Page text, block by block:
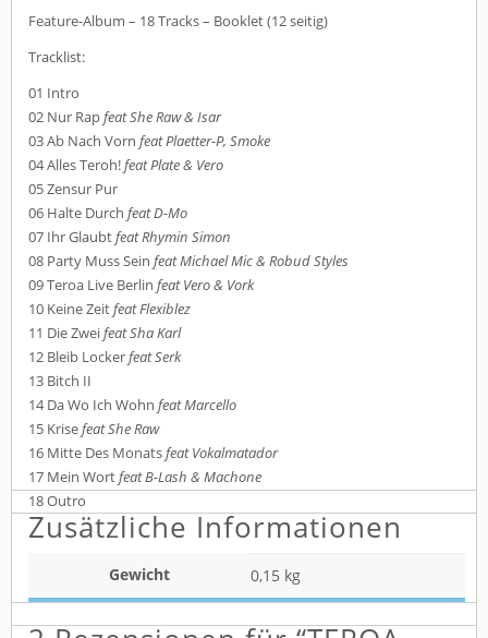
I
g
Feature-Album – 18 Tracks – Booklet (12 seitig)
Tracklist:
01 Intro
02 Nur Rapfeat She Raw & Isar
03Ab Nach Vorn feat Plaetter-P, Smoke
04Alles Teroh!feat Plate & Vero
05Zensur Pur
06 Halte Durch feat D-Mo
07 Ihr Glaubtfeat Rhymin Simon
08 Party Muss Sein feat Michael Mic & Robud Styles
09Teroa Live Berlin feat Vero & Vork
10 Keine Zeitfeat Flexiblez
11 Die Zweifeat Sha Karl
12 Bleib Lockerfeat Serk
13 Bitch II
14Da Wo Ich Wohn feat Marcello
15 Krisefeat She Raw
16 Mitte Des Monatsfeat Vokalmatador
17 Mein Wortfeat B-Lash & Machone
18Outro
Zusätzliche Informationen
Gewicht 0,15 kg